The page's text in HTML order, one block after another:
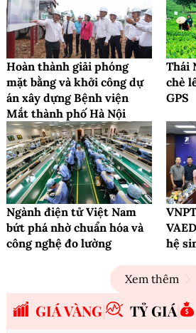
Hoàn thành giải phóng
mặt bằng và khởi công dự
án xây dựng Bệnh viện
Mắt thành phố Hà Nội
Thái
chè
GPS
Ngành điện tử Việt Nam
bứt phá nhờ chuẩn hóa và
công nghệ đo lường
hệ
Xem thêm
GIÁ VÀNG TỶ GIÁ